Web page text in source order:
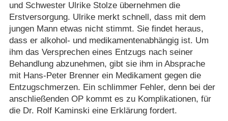
und Schwester Ulrike Stolze übernehmen die
Erstversorgung. Ulrike merkt schnell, dass mit dem
jungen Mann etwas nicht stimmt. Sie findet heraus,
dass er alkohol- und medikamentenabhängig ist. Um
ihm das Versprechen eines Entzugs nach seiner
Behandlung abzunehmen, gibt sie ihm in Absprache
mit Hans-Peter Brenner ein Medikament gegen die
Entzugschmerzen. Ein schlimmer Fehler, denn bei der
anschließenden OP kommt es zu Komplikationen, für
die Dr. Rolf Kaminski eine Erklärung fordert.